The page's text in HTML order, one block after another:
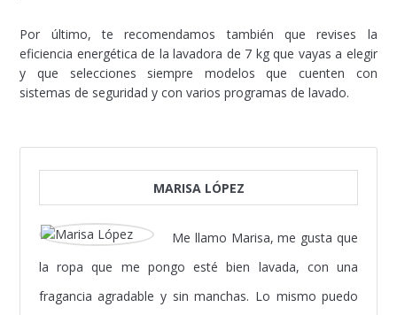
Por último, te recomendamos también que revises la
eficiencia energética de la lavadora de 7 kg que vayas a elegir
y que selecciones siempre modelos que cuenten con
sistemas de seguridad y con varios programas de lavado.
MARISA LÓPEZ
Me llamo Marisa, me gusta que
la ropa que me pongo esté bien lavada, con una
fragancia agradable y sin manchas. Lo mismo puedo